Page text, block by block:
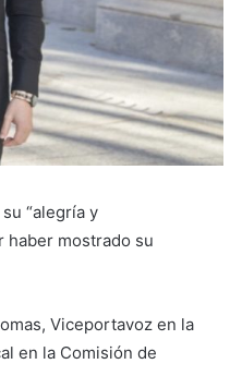
“alegría y
haber mostrado su
Viceportavoz en la
en la Comisión de